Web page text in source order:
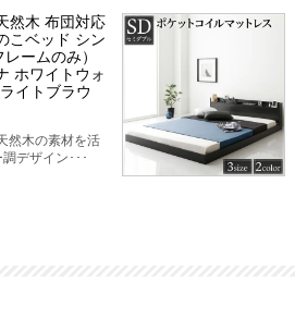
然木 布団対応
こベッド シン
ームのみ）
ホワイトウォ
イトブラウ
然木の素材を活
デザイン･･･